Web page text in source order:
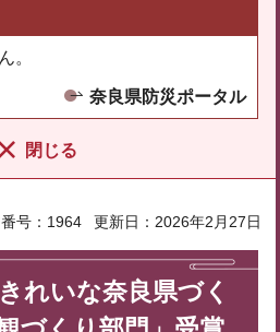
。
奈良県防災ポータル
閉じる
号：1964 更新日：2026年2月27日
れいな奈良県づく